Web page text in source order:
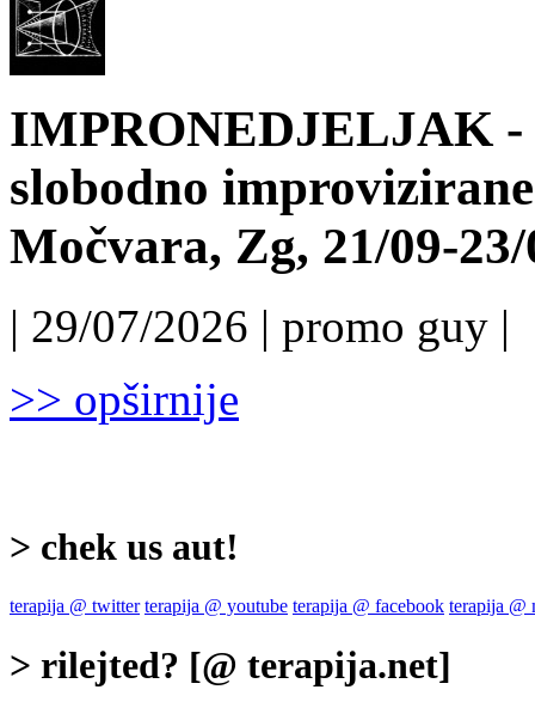
IMPRONEDJELJAK -
slobodno
Močvara, Zg, 21/09-23/
| 29/07/2026 | promo guy |
>> opširnije
> chek us aut!
terapija @ twitter terapija @ youtube terapija @ facebook terapija @
> rilejted? [@ terapija.net]